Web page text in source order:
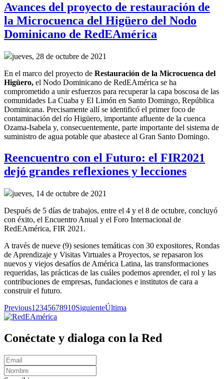
Avances del proyecto de restauración de
la Microcuenca del Higüero del Nodo
Dominicano de RedEAmérica
jueves, 28 de octubre de 2021
En el marco del proyecto de Restauración de la Microcuenca del
Higüero, el Nodo Dominicano de RedEAmérica se ha
comprometido a unir esfuerzos para recuperarla capa boscosa de las
comunidades La Cuaba y El Limón en Santo Domingo, República
Dominicana. Precisamente allíse identificó el primer foco de
contaminación del río Higüero, importante afluente de la cuenca
Ozama-Isabela y, consecuentemente, parte importante del sistema de
suministro de agua potable que abastece al Gran Santo Domingo.
Reencuentro con el Futuro: el FIR2021
dejó grandes reflexiones y lecciones
jueves, 14 de octubre de 2021
Después de 5 días de trabajos, entre el 4 y el 8 de octubre, concluyó
con éxito, el Encuentro Anual y el Foro Internacional de
RedEAmérica, FIR 2021.
A través de nueve (9) sesiones temáticas con 30 expositores, Rondas
de Aprendizaje y Visitas Virtuales a Proyectos, se repasaron los
nuevos y viejos desafíos de América Latina, las transformaciones
requeridas, las prácticas de las cuáles podemos aprender, el rol y las
contribuciones de empresas, fundaciones e institutos de cara a
construir el futuro.
Previous1 2345678910SiguienteÚltima
Conéctate y dialoga con la Red